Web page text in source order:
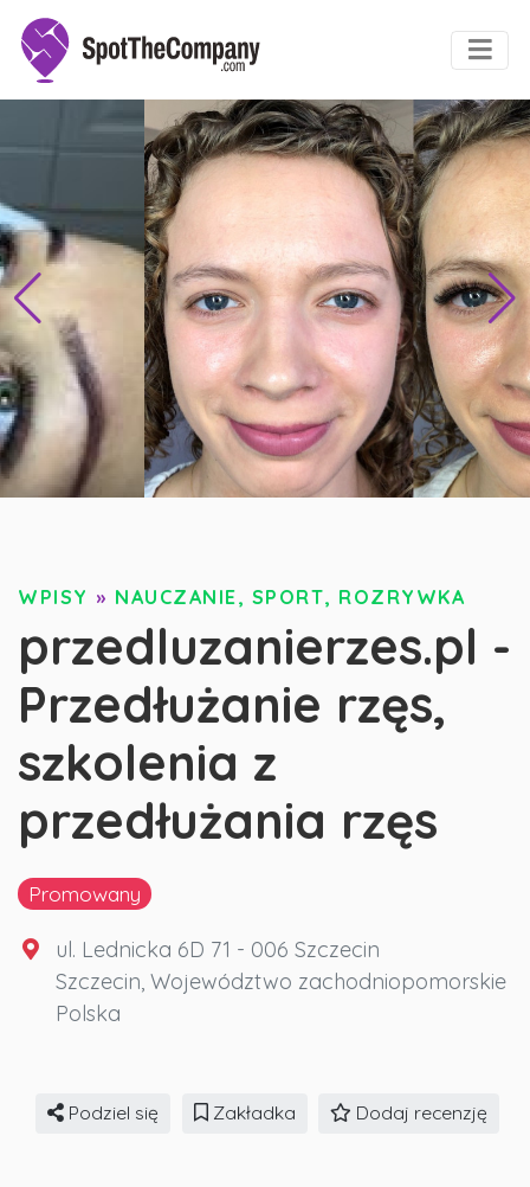
WPISY » NAUCZANIE, SPORT, ROZRYWKA
przedluzanierzes.pl -
Przedłużanie rzęs,
szkolenia z
przedłużania rzęs
Promowany
ul. Lednicka 6D 71 - 006 Szczecin
Szczecin, Województwo zachodniopomorskie
Polska
Podziel się Zakładka Dodaj recenzję